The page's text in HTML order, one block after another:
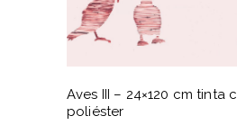
Aves III – 24×120 cm tinta
poliéster